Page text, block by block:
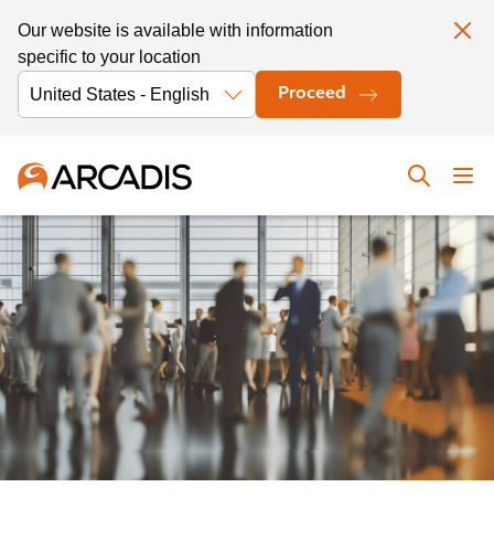
Our website is available with information
specific to your location
Proceed